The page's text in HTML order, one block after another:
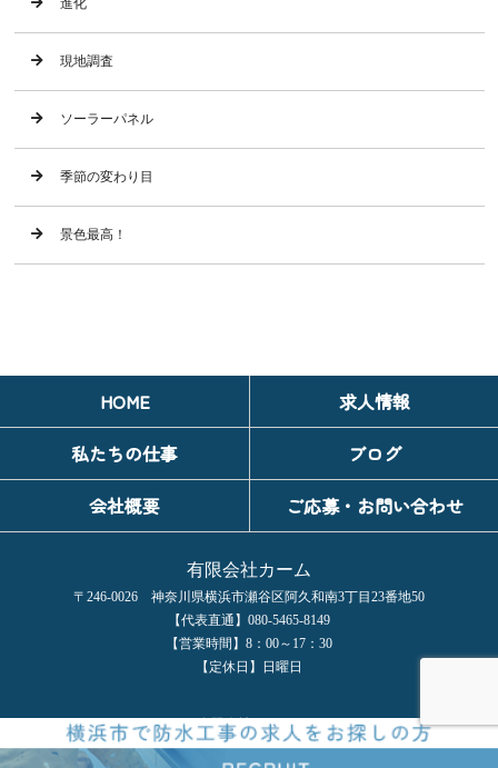
進化
現地調査
ソーラーパネル
季節の変わり目
景色最高！
HOME
求人情報
私たちの仕事
ブログ
会社概要
ご応募・お問い合わせ
有限会社カーム
〒246-0026 神奈川県横浜市瀬谷区阿久和南3丁目23番地50
【代表直通】080-5465-8149
【営業時間】8：00～17：30
【定休日】日曜日
COPYRIGHT © 有限会社カーム All rights reserved.